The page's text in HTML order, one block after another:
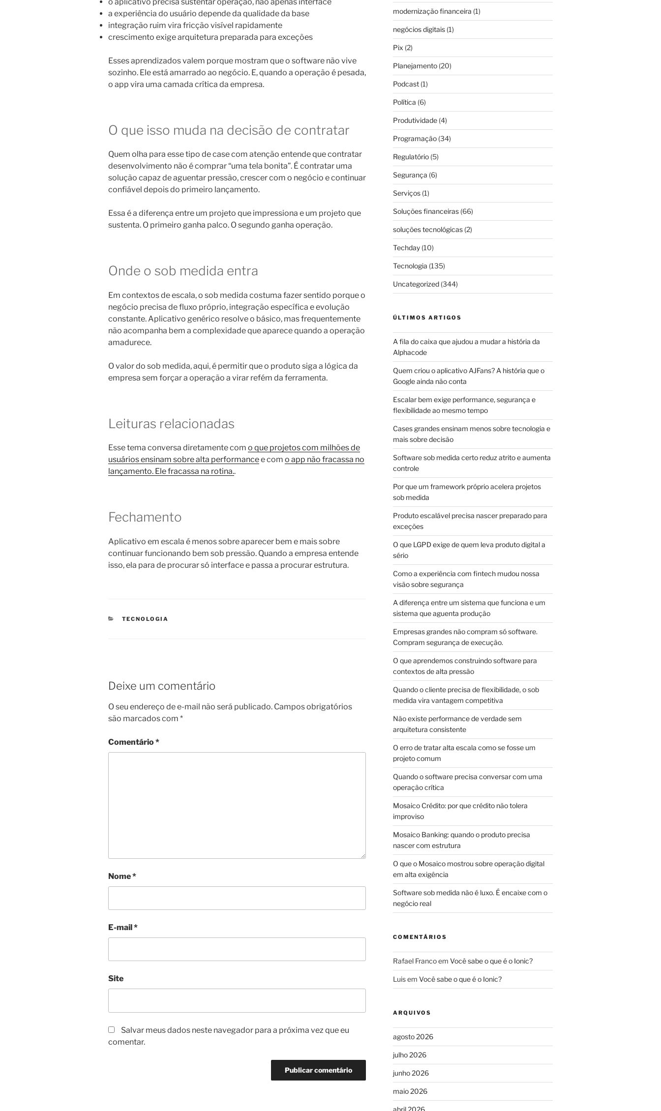
a experiência do usuário depende da qualidade da base
integração ruim vira fricção visível rapidamente
crescimento exige arquitetura preparada para exceções
Esses aprendizados valem porque mostram que o software não vive
sozinho. Ele está amarrado ao negócio. E, quando a operação é pesada,
o app vira uma camada crítica da empresa.
O que isso muda na decisão de contratar
Quem olha para esse tipo de case com atenção entende que contratar
desenvolvimento não é comprar “uma tela bonita”. É contratar uma
solução capaz de aguentar pressão, crescer com o negócio e continuar
confiável depois do primeiro lançamento.
Essa é a diferença entre um projeto que impressiona e um projeto que
sustenta. O primeiro ganha palco. O segundo ganha operação.
Onde o sob medida entra
Em contextos de escala, o sob medida costuma fazer sentido porque o
negócio precisa de fluxo próprio, integração específica e evolução
constante. Aplicativo genérico resolve o básico, mas frequentemente
não acompanha bem a complexidade que aparece quando a operação
amadurece.
O valor do sob medida, aqui, é permitir que o produto siga a lógica da
empresa sem forçar a operação a virar refém da ferramenta.
Leituras relacionadas
Esse tema conversa diretamente com o que projetos com milhões de
usuários ensinam sobre alta performancee com o app não fracassa no
lançamento. Ele fracassa na rotina..
Fechamento
Aplicativo em escala é menos sobre aparecer bem e mais sobre
continuar funcionando bem sob pressão. Quando a empresa entende
isso, ela para de procurar só interface e passa a procurar estrutura.
CATEGORIAS
TECNOLOGIA
Deixe um comentário
O seu endereço de e-mail não será publicado. Campos obrigatórios
são marcados com *
Comentário*
Nome*
E-mail*
Site
Salvar meus dados neste navegador para a próxima vez que eu
comentar.
modernização financeira (1)
negócios digitais(1)
Pix (2)
Planejamento(20)
Podcast(1)
Política (6)
Produtividade(4)
Programação(34)
Regulatório(5)
Segurança (6)
Serviços(1)
Soluções financeiras(66)
soluções tecnológicas(2)
Techday(10)
Tecnologia (135)
Uncategorized(344)
ÚLTIMOS ARTIGOS
A fila do caixa que ajudou a mudar a história da
Alphacode
Quem criou o aplicativo AJFans? A história que o
Google ainda não conta
Escalar bem exige performance, segurança e
flexibilidade ao mesmo tempo
Cases grandes ensinam menos sobre tecnologia e
mais sobre decisão
Software sob medida certo reduz atrito e aumenta
controle
Por que um framework próprio acelera projetos
sob medida
Produto escalável precisa nascer preparado para
exceções
O que LGPD exige de quem leva produto digital a
sério
Como a experiência com fintech mudou nossa
visão sobre segurança
A diferença entre um sistema que funciona e um
sistema que aguenta produção
Empresas grandes não compram só software.
Compram segurança de execução.
O que aprendemos construindo software para
contextos de alta pressão
Quando o cliente precisa de flexibilidade, o sob
medida vira vantagem competitiva
Não existe performance de verdade sem
arquitetura consistente
O erro de tratar alta escala como se fosse um
projeto comum
Quando o software precisa conversar com uma
operação crítica
Mosaico Crédito: por que crédito não tolera
improviso
Mosaico Banking: quando o produto precisa
nascer com estrutura
O que o Mosaico mostrou sobre operação digital
em alta exigência
Software sob medida não é luxo. É encaixe com o
negócio real
COMENTÁRIOS
Rafael Francoem Você sabe o que é o Ionic?
Luisem Você sabe o que é o Ionic?
ARQUIVOS
agosto 2026
julho 2026
junho 2026
maio 2026